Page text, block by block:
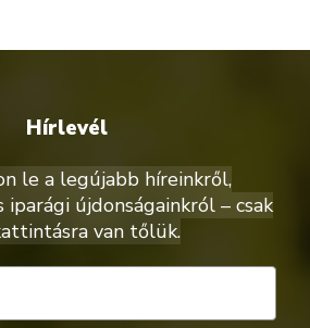
Hírlevél
le a legújabb híreinkről,
újdonságainkról – csak
van tőlük.